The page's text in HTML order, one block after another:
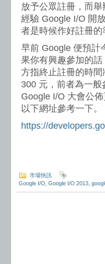
放予公眾註冊，而
經驗 Google I/O 開
者是時候作好註冊的
早前 Google 便預計
果你有興趣參加的
方指終止註冊的時
300 元，前者為一
Google I/O 大會公
以下網址參考一下。
https://
市場快訊
Google I/O Google I/O 2013